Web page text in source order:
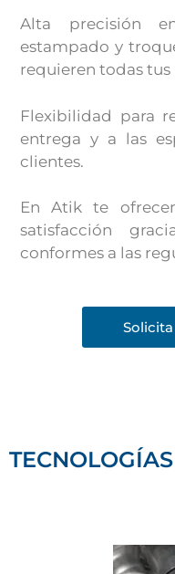
Alta precisión
estampado y
requieren todas tus
Flexibilidad para
entrega y a las
clientes.
En Atik te
satisfacción
conformes a las
TECNOLOGÍAS